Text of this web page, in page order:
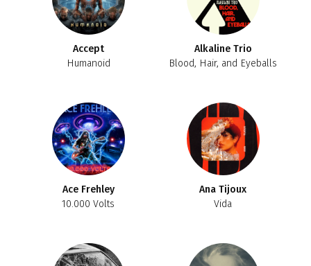
Accept
Humanoid
Alkaline Trio
Blood, Hair, and Eyeballs
Ace Frehley
10.000 Volts
Ana Tijoux
Vida